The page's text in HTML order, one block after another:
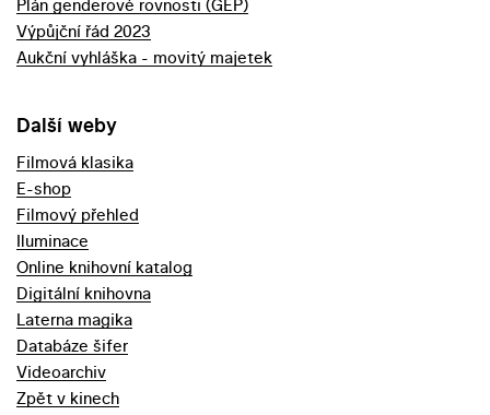
Výpůjční řád 2023
Aukční vyhláška - movitý majetek
Další weby
Filmová klasika
E-shop
Filmový přehled
Iluminace
Online knihovní katalog
Digitální knihovna
Laterna magika
Databáze šifer
Videoarchiv
Zpět v kinech